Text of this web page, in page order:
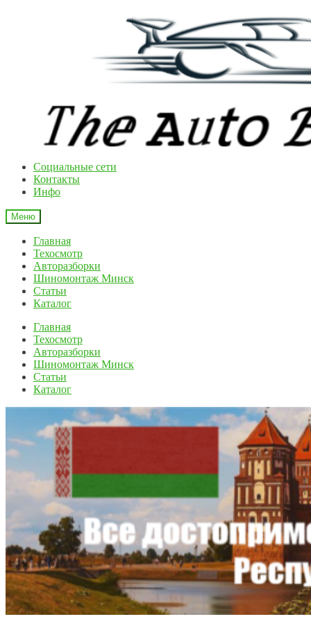
Cоциальные сети
Контакты
Инфо
Меню
Главная
Техосмотр
Авторазборки
Шиномонтаж Минск
Статьи
Каталог
Главная
Техосмотр
Авторазборки
Шиномонтаж Минск
Статьи
Каталог